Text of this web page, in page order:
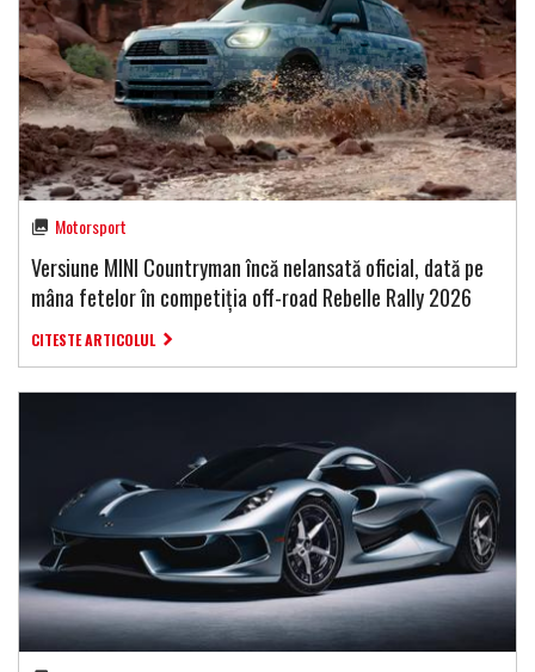
Motorsport
Versiune MINI Countryman încă nelansată oficial, dată pe
mâna fetelor în competiția off-road Rebelle Rally 2026
CITESTE ARTICOLUL